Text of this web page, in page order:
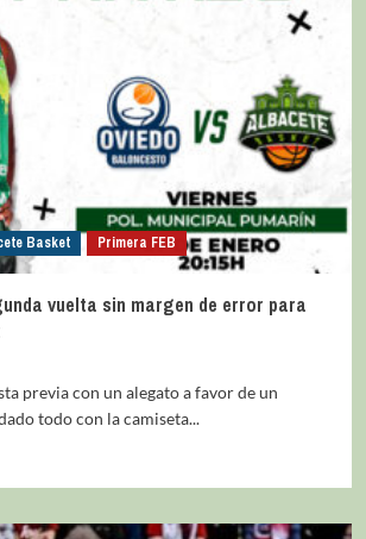
Basket Primera FEB
vuelta sin margen de error para
previa con un alegato a favor de un
todo con la camiseta...